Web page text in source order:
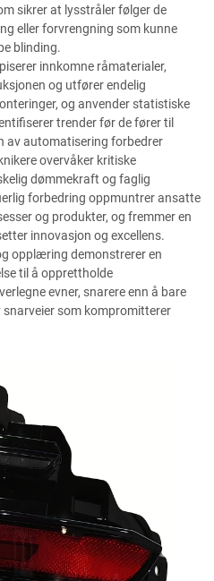
sikrer at lysstråler følger de
eller forvrengning som kunne
blinding.
innkomne råmaterialer,
og utfører endelig
og anvender statistiske
trender før de fører til
av automatisering forbedrer
overvåker kritiske
dømmekraft og faglig
forbedring oppmuntrer ansatte
og produkter, og fremmer en
innovasjon og excellens.
opplæring demonstrerer en
til å opprettholde
evner, snarere enn å bare
snarveier som kompromitterer